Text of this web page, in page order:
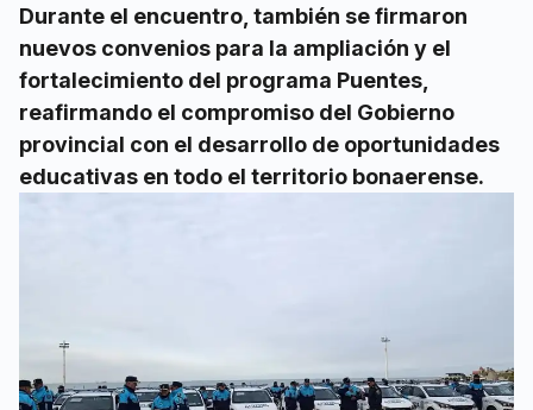
Durante el encuentro, también se firmaron
nuevos convenios para la ampliación y el
fortalecimiento del programa Puentes,
reafirmando el compromiso del Gobierno
provincial con el desarrollo de oportunidades
educativas en todo el territorio bonaerense.